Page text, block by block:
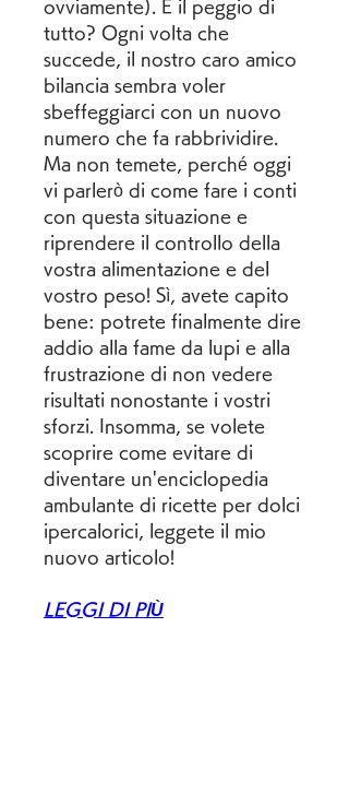
ovviamente). E il peggio di
tutto? Ogni volta che
succede, il nostro caro amico
bilancia sembra voler
sbeffeggiarci con un nuovo
numero che fa rabbrividire.
Ma non temete, perché oggi
vi parlerò di come fare i conti
con questa situazione e
riprendere il controllo della
vostra alimentazione e del
vostro peso! Sì, avete capito
bene: potrete finalmente dire
addio alla fame da lupi e alla
frustrazione di non vedere
risultati nonostante i vostri
sforzi. Insomma, se volete
scoprire come evitare di
diventare un'enciclopedia
ambulante di ricette per dolci
ipercalorici, leggete il mio
nuovo articolo!
LEGGI DI PIÙ